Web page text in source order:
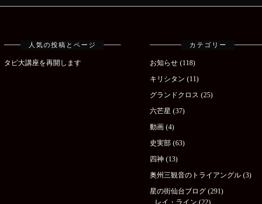
人気の投稿とページ
タピ大講座を再開します
カテゴリー
お知らせ(118)
キリシタン (11)
グランドクロス (25)
六芒星 (37)
動画 (4)
史実部(63)
四神 (13)
奥州三観音のトライアングル(3)
星の街仙台ブログ(291)
レイ・ライン (22)